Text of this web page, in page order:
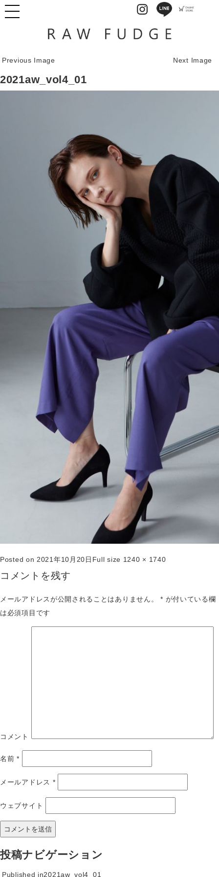
Previous Image Next Image
2021aw_vol4_01
Posted on 2021年10月20日 Full size 1240 × 1740
コメントを残す
メールアドレスが公開されることはありません。 * が付いている欄
は必須項目です
コメント
名前*
メールアドレス *
ウェブサイト
投稿ナビゲーション
Published in2021aw_vol4_01